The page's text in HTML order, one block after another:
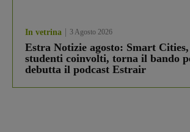
In vetrina 3 Agosto 2026
Estra Notizie agosto: Smart
studenti coinvolti, torna il bando
debutta il podcast Estrair